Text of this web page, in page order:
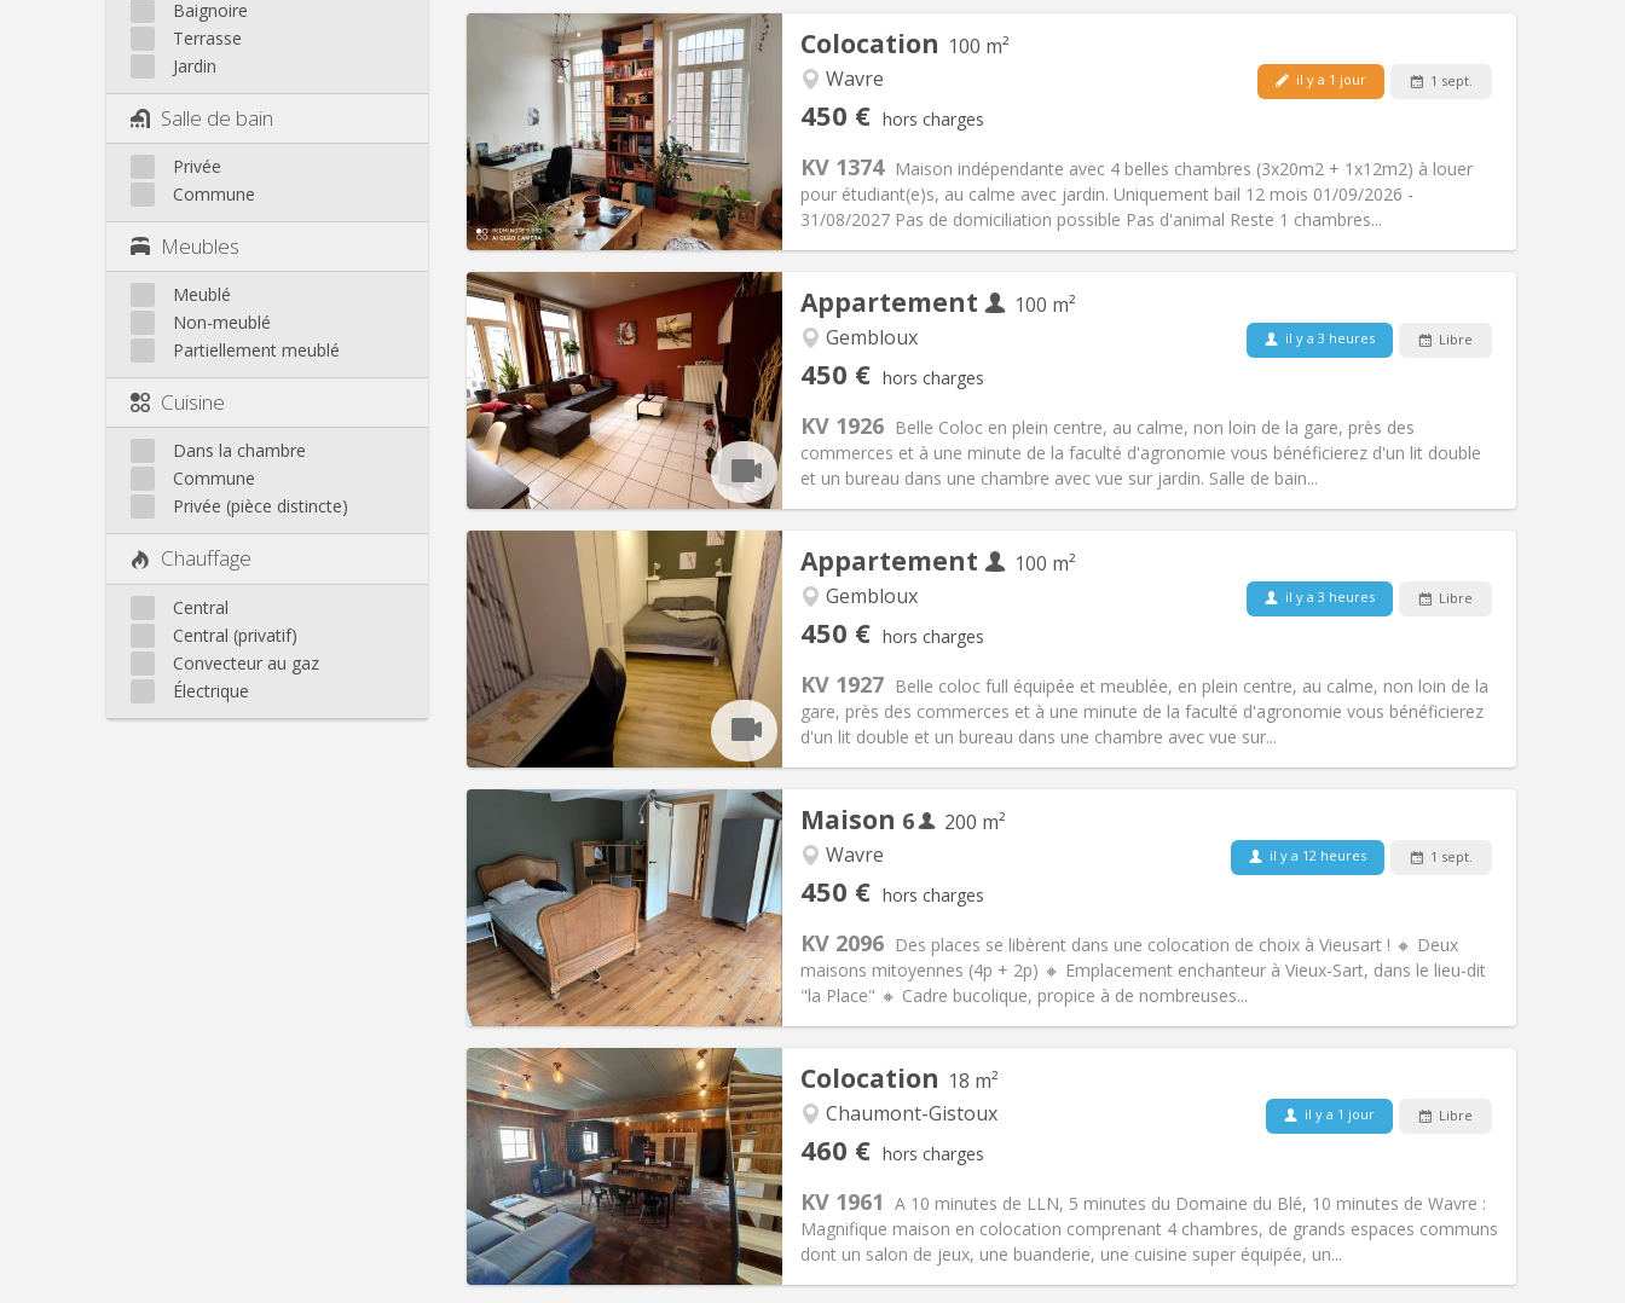
Baignoire
Terrasse
Jardin
Salle de bain
Privée
Commune
Meubles
Meublé
Non-meublé
Partiellement meublé
Cuisine
Dans la chambre
Commune
Privée (pièce distincte)
Chauffage
Central
Central (privatif)
Convecteur au gaz
Électrique
Colocation 100 m²
Wavre
450 € hors charges
il y a 1 jour 1 sept.
KV 1374 Maison indépendante avec 4 belles chambres (3x20m2 + 1x12m2) à louer
pour étudiant(e)s, au calme avec jardin. Uniquement bail 12 mois 01/09/2026 -
31/08/2027 Pas de domiciliation possible Pas d'animal Reste 1 chambres...
Infos Pratiques
Loyer:450 €
Charges:50 €
Durée:12 mois
Domiciliation:Non
Aménagement
Salle de bain:Commune
Superficie:100 m2
Autre
Atmosphère:Calme
Animaux de compagnie:Non
Appartement
100 m²
Gembloux
450 € hors charges
il y a 3 heures Libre
KV 1926 Belle Coloc en plein centre, au calme, non loin de la gare, près des
commerces et à une minute de la faculté d'agronomie vous bénéficierez d'un lit double
et un bureau dans une chambre avec vue sur jardin. Salle de bain...
Infos Pratiques
Loyer:450 €
Charges:150 €
Durée:12 mois, 11 mois, 10 mois, 5-6
mois
Domiciliation: Sous conditions
Aménagement
Salle de bain:Commune
Superficie:100 m2
Autre
Atmosphère:Chaleureuse,
Non-fumeur
Animaux de compagnie:Non
Appartement
100 m²
Gembloux
450 € hors charges
il y a 3 heures Libre
KV 1927 Belle coloc full équipée et meublée, en plein centre, au calme, non loin de la
gare, près des commerces et à une minute de la faculté d'agronomie vous bénéficierez
d'un lit double et un bureau dans une chambre avec vue sur...
Infos Pratiques
Loyer:450 €
Charges: 150 €
Durée: 12 mois, 11 mois, 10 mois, 5-6
mois
Domiciliation: Sous conditions
Aménagement
Salle de bain:Commune
Superficie:100 m2
Autre
Atmosphère:Chaleureuse,
Non-fumeur
Animaux de compagnie:Non
Maison 6
200 m²
Wavre
450 € hors charges
il y a 12 heures 1 sept.
KV 2096 Des places se libèrent dans une colocation de choix à Vieusart ! 🔸 Deux
maisons mitoyennes (4p + 2p) 🔸 Emplacement enchanteur à Vieux-Sart, dans le lieu-dit
"la Place" 🔸 Cadre bucolique, propice à de nombreuses...
Infos Pratiques
Loyer:450 € (75 €/pers.)
Charges:75 € (13 €/pers.)
Durée:12 mois
Domiciliation:Acceptée
Aménagement
Salle de bain: Commune
Superficie:200 m2
Autre
Atmosphère:Chaleureuse
Animaux de compagnie:Non
Colocation 18 m²
Chaumont-Gistoux
460 € hors charges
il y a 1 jour Libre
KV 1961 A 10 minutes de LLN, 5 minutes du Domaine du Blé, 10 minutes de Wavre :
Magnifique maison en colocation comprenant 4 chambres, de grands espaces communs
dont un salon de jeux, une buanderie, une cuisine super équipée, un...
Infos Pratiques
Loyer:460 €
Charges:80 €
Durée:12 mois, 11 mois, 10 mois
Domiciliation:Acceptée
Aménagement
Salle de bain:Privée
Superficie:18 m2
Autre
Atmosphère:Communautaire,
Fumeur ok
Animaux de compagnie:Non